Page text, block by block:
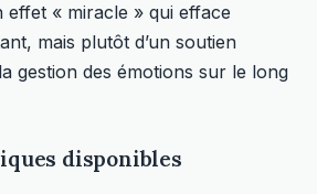
effet « miracle » qui efface
mais plutôt d’un soutien
gestion des émotions sur le long
disponibles